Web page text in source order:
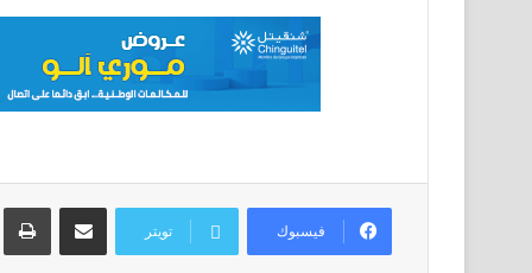
فيسبوك تويتر
مشاركة عبر البريد